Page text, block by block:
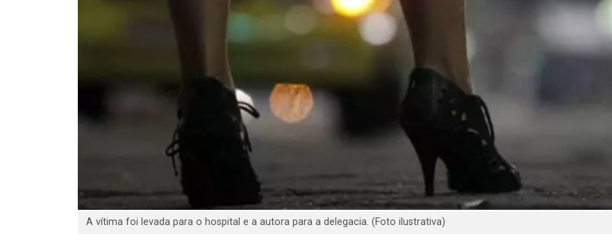
A vítima foi levada para o hospital e a autora para a delegacia. (Foto ilustrativa)